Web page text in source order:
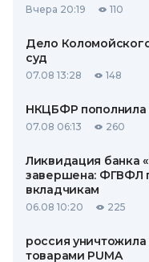
Вчера 20:19 110
Дело
суд
07.08 13:28 148
НКЦБФР пополнила
07.08 06:13 260
Ликвидация банка
завершена: ФГВФЛ
вкладчикам
06.08 10:20 225
россия
товарами PUMA